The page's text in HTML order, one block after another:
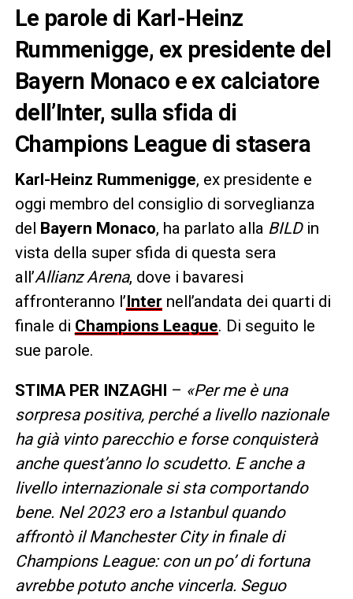
Le parole di Karl-Heinz
Rummenigge, ex presidente del
Bayern Monaco e ex calciatore
dell’Inter, sulla sfida di
Champions League di stasera
Karl-Heinz Rummenigge, ex presidente e
oggi membro del consiglio di sorveglianza
del Bayern Monaco, ha parlato alla BILDin
vista della super sfida di questa sera
all’Allianz Arena, dove i bavaresi
affronteranno l’Inter nell’andata dei quarti di
finale di Champions League. Di seguito le
sue parole.
STIMA PER INZAGHI – «Per me è una
sorpresa positiva, perché a livello nazionale
ha già vinto parecchio e forse conquisterà
anche quest’anno lo scudetto. E anche a
livello internazionale si sta comportando
bene. Nel 2023 ero a Istanbul quando
affrontò il Manchester City in finale di
Champions League: con un po’ di fortuna
avrebbe potuto anche vincerla. Seguo